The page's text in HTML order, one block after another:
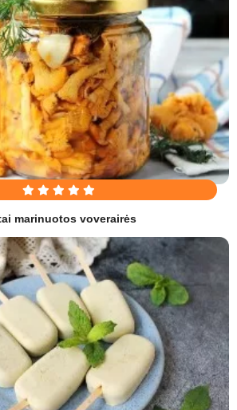
marinuotos voverairės